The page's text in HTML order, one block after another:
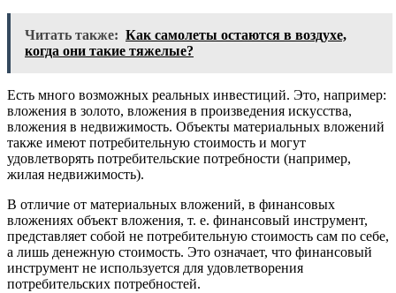
Читать также: Как самолеты остаются в воздухе,
когда они такие тяжелые?
Есть много возможных реальных инвестиций. Это, например:
вложения в золото, вложения в произведения искусства,
вложения в недвижимость. Объекты материальных вложений
также имеют потребительную стоимость и могут
удовлетворять потребительские потребности (например,
жилая недвижимость).
В отличие от материальных вложений, в финансовых
вложениях объект вложения, т. е. финансовый инструмент,
представляет собой не потребительную стоимость сам по себе,
а лишь денежную стоимость. Это означает, что финансовый
инструмент не используется для удовлетворения
потребительских потребностей.